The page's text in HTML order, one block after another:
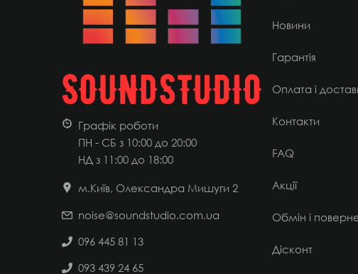
Графік роботи
ПН - СБ з 10:00 до 20:00
НД з 11:00 до 18:00
м.Київ, Олександра Мишуги 2
noise@soundstudio.com.ua
096 445 81 13
093 439 24 65
Новини
Гарантія
Оплата і
Контакти
FAQ
Акції
Обмін і
Дісконт